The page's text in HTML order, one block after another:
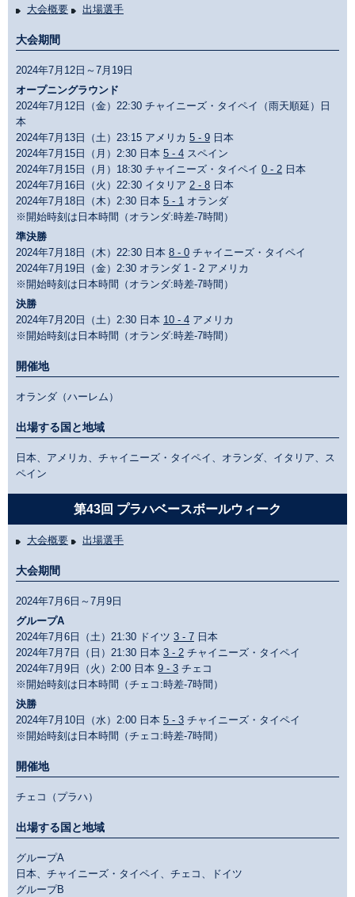
大会概要 出場選手
大会期間
2024年7月12日～7月19日
オープニングラウンド
2024年7月12日（金）22:30 チャイニーズ・タイペイ（雨天順延）日
本
2024年7月13日（土）23:15 アメリカ 5 - 9 日本
2024年7月15日（月）2:30 日本 5 - 4 スペイン
2024年7月15日（月）18:30 チャイニーズ・タイペイ 0 - 2 日本
2024年7月16日（火）22:30 イタリア 2 - 8 日本
2024年7月18日（木）2:30 日本 5 - 1 オランダ
※開始時刻は日本時間（オランダ:時差-7時間）
準決勝
2024年7月18日（木）22:30 日本 8 - 0 チャイニーズ・タイペイ
2024年7月19日（金）2:30 オランダ 1 - 2 アメリカ
※開始時刻は日本時間（オランダ:時差-7時間）
決勝
2024年7月20日（土）2:30 日本 10 - 4 アメリカ
※開始時刻は日本時間（オランダ:時差-7時間）
開催地
オランダ（ハーレム）
出場する国と地域
日本、アメリカ、チャイニーズ・タイペイ、オランダ、イタリア、ス
ペイン
第43回 プラハベースボールウィーク
大会概要 出場選手
大会期間
2024年7月6日～7月9日
グループA
2024年7月6日（土）21:30 ドイツ 3 - 7 日本
2024年7月7日（日）21:30 日本 3 - 2 チャイニーズ・タイペイ
2024年7月9日（火）2:00 日本 9 - 3 チェコ
※開始時刻は日本時間（チェコ:時差-7時間）
決勝
2024年7月10日（水）2:00 日本 5 - 3 チャイニーズ・タイペイ
※開始時刻は日本時間（チェコ:時差-7時間）
開催地
チェコ（プラハ）
出場する国と地域
グループA
日本、チャイニーズ・タイペイ、チェコ、ドイツ
グループB